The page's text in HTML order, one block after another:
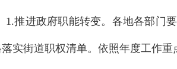
1.推进政府职能转变。 各地各部门
落实街道职权清单。依照年度工作